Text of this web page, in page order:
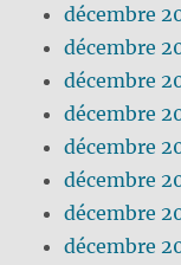
décembre
décembre
décembre
décembre
décembre
décembre
décembre
décembre